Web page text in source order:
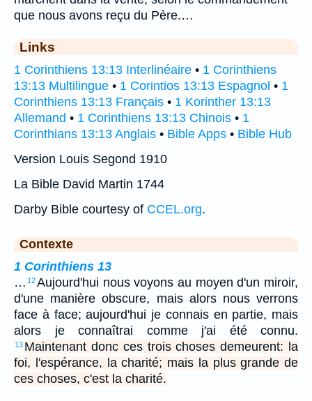
que nous avons reçu du Père.…
Links
1 Corinthiens 13:13 Interlinéaire • 1 Corinthiens
13:13 Multilingue • 1 Corintios 13:13 Espagnol • 1
Corinthiens 13:13 Français • 1 Korinther 13:13
Allemand • 1 Corinthiens 13:13 Chinois • 1
Corinthians 13:13 Anglais • Bible Apps • Bible Hub
Version Louis Segond 1910
La Bible David Martin 1744
Darby Bible courtesy of CCEL.org.
Contexte
1 Corinthiens 13
… 12Aujourd'hui nous voyons au moyen d'un miroir,
d'une manière obscure, mais alors nous verrons
face à face; aujourd'hui je connais en partie, mais
alors je connaîtrai comme j'ai été connu.
13 Maintenant donc ces trois choses demeurent: la
foi, l'espérance, la charité; mais la plus grande de
ces choses, c'est la charité.